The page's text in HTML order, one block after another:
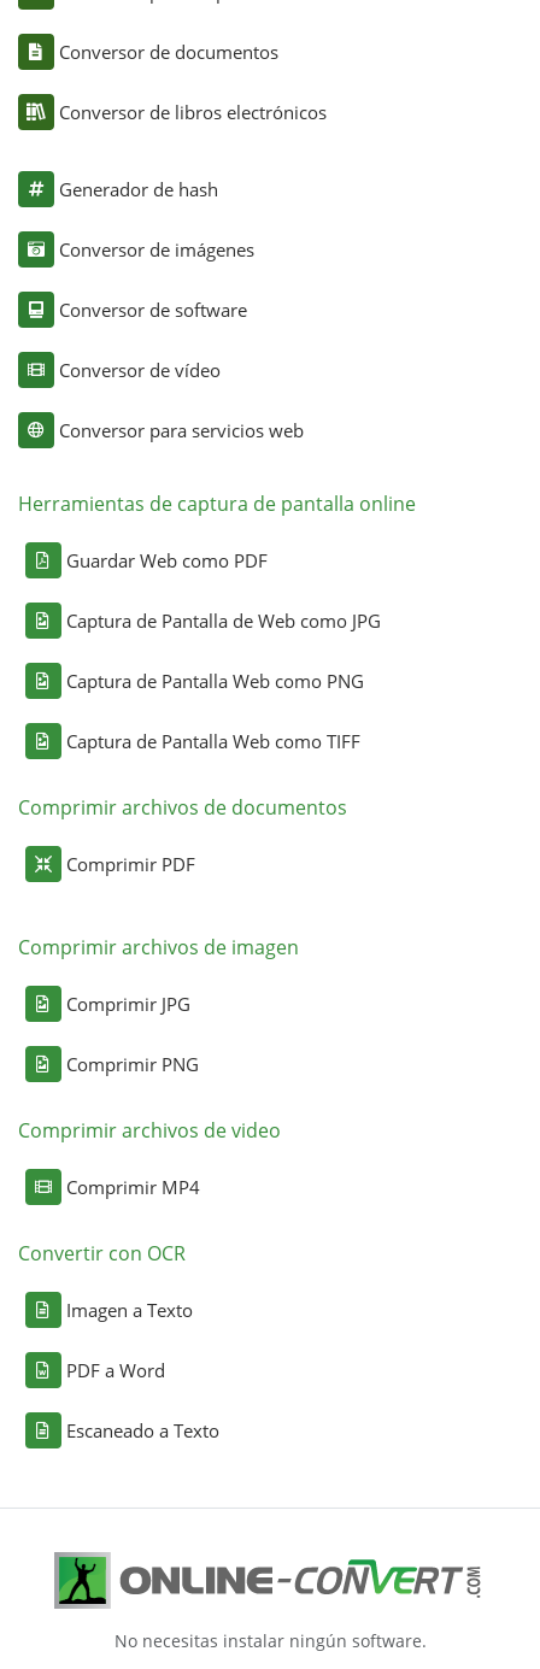
Conversor de documentos
Conversor de libros electrónicos
Generador de hash
Conversor de imágenes
Conversor de software
Conversor de vídeo
Conversor para servicios web
Herramientas de captura de pantalla online
Guardar Web como PDF
Captura de Pantalla de Web como JPG
Captura de Pantalla Web como PNG
Captura de Pantalla Web como TIFF
Comprimir archivos de documentos
Comprimir PDF
Comprimir archivos de imagen
Comprimir JPG
Comprimir PNG
Comprimir archivos de video
Comprimir MP4
Convertir con OCR
Imagen a Texto
PDF a Word
Escaneado a Texto
No necesitas instalar ningún software.